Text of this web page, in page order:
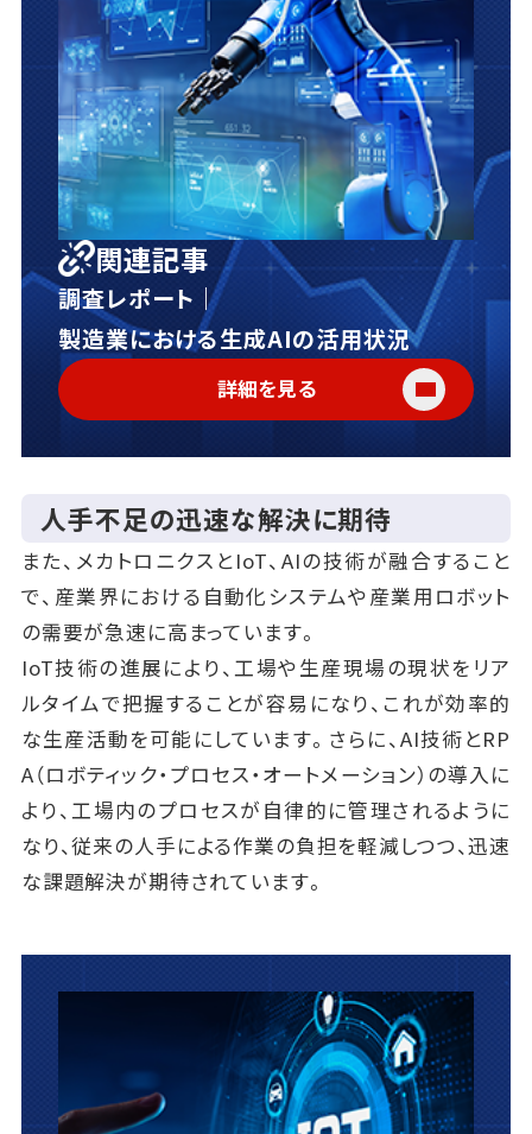
関連記事
調査レポート｜
製造業における生成AIの活用状況
詳細を見る
人手不足の迅速な解決に期待
また、メカトロニクスとIoT、AIの技術が融合すること
で、産業界における自動化システムや産業用ロボット
の需要が急速に高まっています。
IoT技術の進展により、工場や生産現場の現状をリア
ルタイムで把握することが容易になり、これが効率的
な生産活動を可能にしています。さらに、AI技術とRP
A（ロボティック・プロセス・オートメーション）の導入に
より、工場内のプロセスが自律的に管理されるように
なり、従来の人手による作業の負担を軽減しつつ、迅速
な課題解決が期待されています。